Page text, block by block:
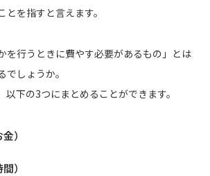
を指すと言えます。
を行うときに費やす必要があるもの」とは
でしょうか。
以下の3つにまとめることができます。
）
）